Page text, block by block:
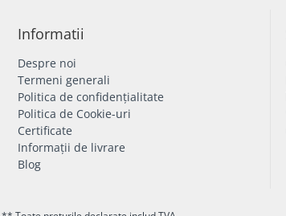
Informatii
Despre noi
Termeni generali
Politica de confidențialitate
Politica de Cookie-uri
Certificate
Informații de livrare
Blog